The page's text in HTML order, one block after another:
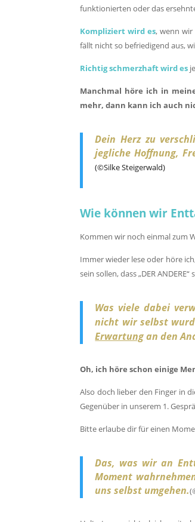
funktionierten oder das
Kompliziert wird es, wenn wir
fällt nicht so befriedigend aus,
Richtig schmerzhaft wird es
Manchmal höre ich in
mehr, dann kann ich auch
Dein Herz zu
jegliche Hoffnung,
(©Silke Steigerwald)
Wie können wir
Kommen wir noch einmal zum
Immer wieder lese oder höre
sein sollen, dass „DER
Was viele dabei
nicht wir selbst
Erwartungan den
Oh, ich höre schon einige
Also doch lieber den Finger in
Gegenüber in unserem 1.
Bitte erlaube dir für einen
Das, was wir an
Moment
uns selbst umgehen.